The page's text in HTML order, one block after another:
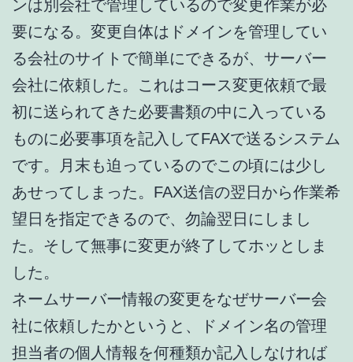
ンは別会社で管理しているので変更作業が必
要になる。変更自体はドメインを管理してい
る会社のサイトで簡単にできるが、サーバー
会社に依頼した。これはコース変更依頼で最
初に送られてきた必要書類の中に入っている
ものに必要事項を記入してFAXで送るシステム
です。月末も迫っているのでこの頃には少し
あせってしまった。FAX送信の翌日から作業希
望日を指定できるので、勿論翌日にしまし
た。そして無事に変更が終了してホッとしま
した。
ネームサーバー情報の変更をなぜサーバー会
社に依頼したかというと、ドメイン名の管理
担当者の個人情報を何種類か記入しなければ